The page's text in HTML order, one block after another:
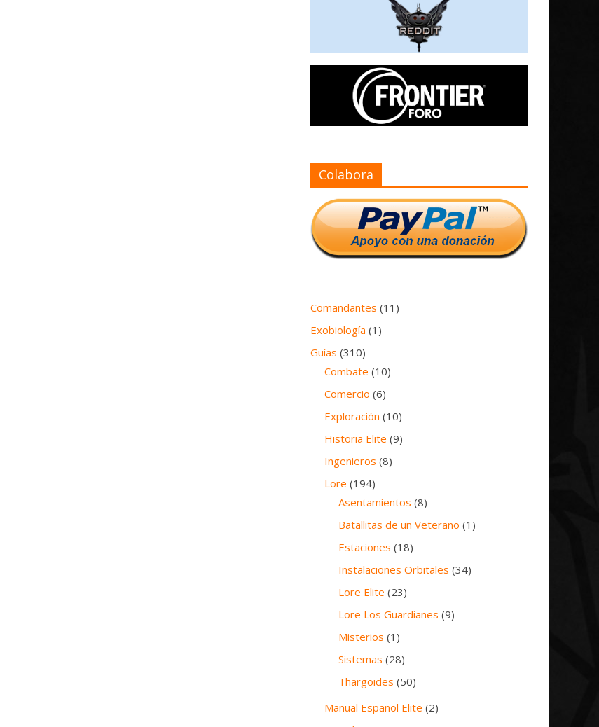
Colabora
Comandantes (11)
Exobiología (1)
Guías (310)
Combate (10)
Comercio (6)
Exploración (10)
Historia Elite (9)
Ingenieros (8)
Lore (194)
Asentamientos (8)
Batallitas de un Veterano (1)
Estaciones (18)
Instalaciones Orbitales (34)
Lore Elite (23)
Lore Los Guardianes (9)
Misterios (1)
Sistemas (28)
Thargoides (50)
Manual Español Elite (2)